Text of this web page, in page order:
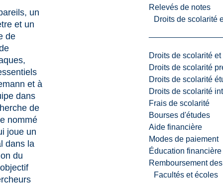
Relevés de notes
Droits de scolarité
Droits de scolarité
Droits de scolarité
Droits de scolarité
Droits de scolarité
Frais de scolarité
Bourses d'études
Aide financière
Modes de paiement
Éducation financière
Remboursement
Facultés et écoles
un
et un
de
et à
dans
de
nommé
joue un
dans la
du